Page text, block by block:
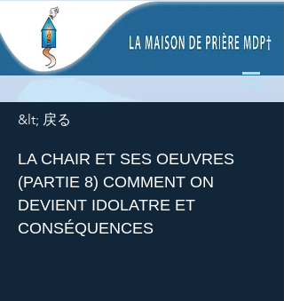
&lt; 戻る
LA CHAIR ET SES OEUVRES
(PARTIE 8) COMMENT ON
DEVIENT IDOLATRE ET
CONSÉQUENCES